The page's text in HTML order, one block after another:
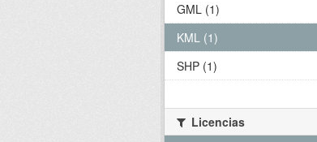
GML (1)
KML (1)
SHP (1)
Licencias